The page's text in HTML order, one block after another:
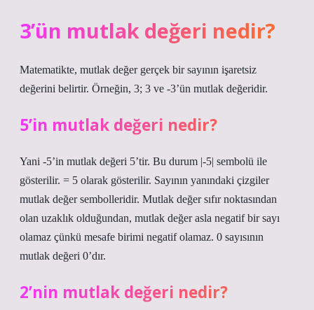
3’ün mutlak değeri nedir?
Matematikte, mutlak değer gerçek bir sayının işaretsiz
değerini belirtir. Örneğin, 3; 3 ve -3’ün mutlak değeridir.
5’in mutlak değeri nedir?
Yani -5’in mutlak değeri 5’tir. Bu durum |-5| sembolü ile
gösterilir. = 5 olarak gösterilir. Sayının yanındaki çizgiler
mutlak değer sembolleridir. Mutlak değer sıfır noktasından
olan uzaklık olduğundan, mutlak değer asla negatif bir sayı
olamaz çünkü mesafe birimi negatif olamaz. 0 sayısının
mutlak değeri 0’dır.
2’nin mutlak değeri nedir?